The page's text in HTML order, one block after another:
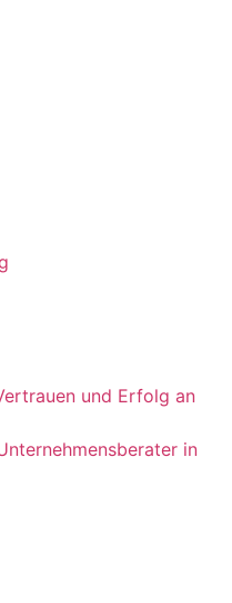
und Erfolg an
in